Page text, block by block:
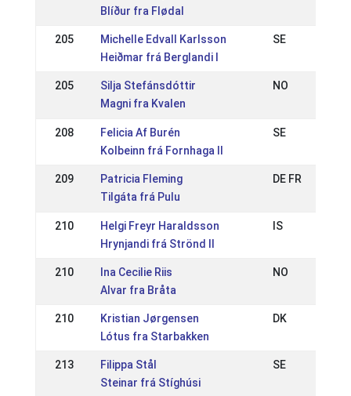
Blíður fra Flødal
205
Michelle Edvall Karlsson
Heiðmar frá Berglandi I
SE
205
Silja Stefánsdóttir
Magni fra Kvalen
NO
208
Felicia Af Burén
Kolbeinn frá Fornhaga II
SE
209
Patricia Fleming
Tilgáta frá Pulu
DE FR
210
Helgi Freyr Haraldsson
Hrynjandi frá Strönd II
IS
210
Ina Cecilie Riis
Alvar fra Bråta
NO
210
Kristian Jørgensen
Lótus fra Starbakken
DK
213
Filippa Stål
Steinar frá Stíghúsi
SE